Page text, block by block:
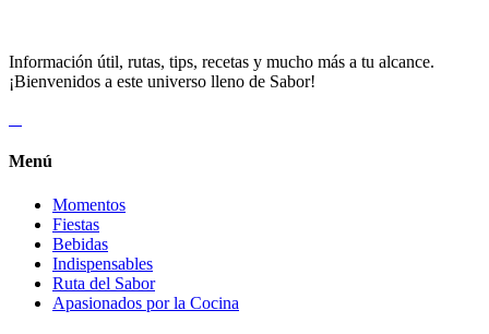
Información útil, rutas, tips, recetas y mucho más a tu alcance.
¡Bienvenidos a este universo lleno de Sabor!
Menú
Momentos
Fiestas
Bebidas
Indispensables
Ruta del Sabor
Apasionados por la Cocina